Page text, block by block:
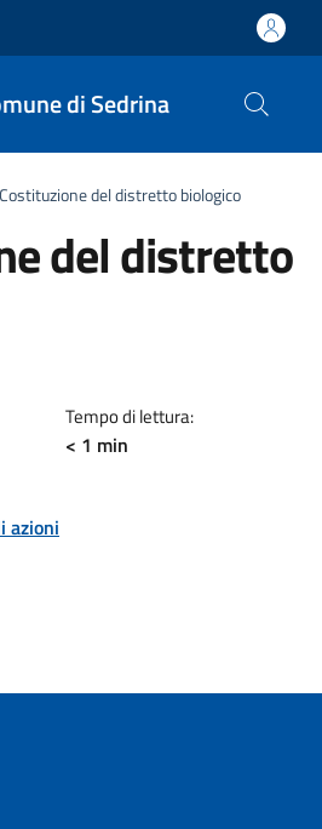
di Sedrina
Costituzione del distretto biologico
del distretto
Tempo di lettura:
< 1 min
azioni